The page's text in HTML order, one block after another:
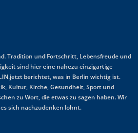
Tradition und Fortschritt, Lebensfreude und
sind hier eine nahezu einzigartige
berichtet, was in Berlin wichtig ist.
Kultur, Kirche, Gesundheit, Sport und
zu Wort, die etwas zu sagen haben. Wir
sich nachzudenken lohnt.